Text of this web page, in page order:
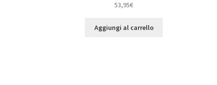
53,95€
Aggiungi al carrello